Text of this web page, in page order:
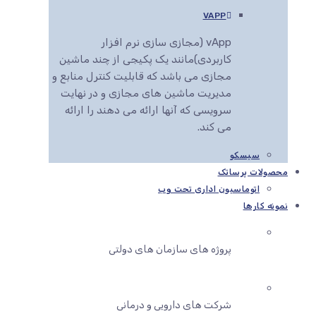
VAPP
vApp (مجازی سازی نرم افزار
کاربردی)مانند یک پکیجی از چند ماشین
مجازی می باشد که قابلیت کنترل منابع و
مدیریت ماشین های مجازی و در نهایت
سرویسی که آنها ارائه می دهند را ارائه
می کند.
سیسکو
محصولات پرساتک
اتوماسیون اداری تحت وب
نمونه کارها
پروژه های سازمان های دولتی
شرکت های دارویی و درمانی